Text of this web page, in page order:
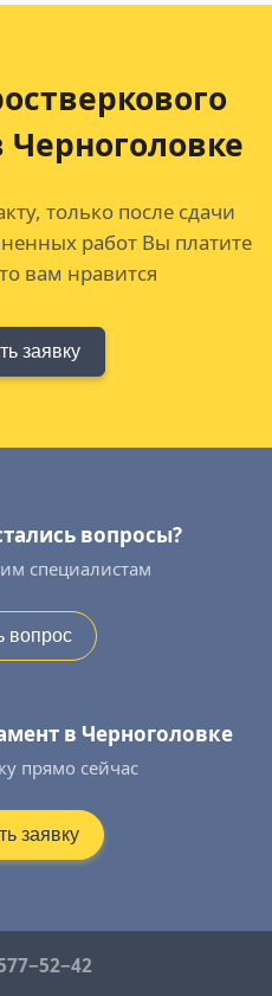
только после сдачи
работ Вы платите
вам нравится
заявку
вопросы?
специалистам
вопрос
в Черноголовке
прямо сейчас
заявку